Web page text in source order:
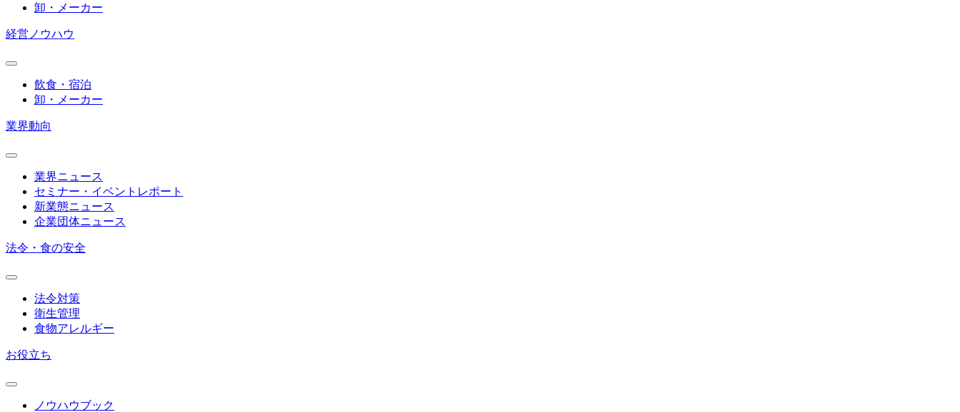
卸・メーカー
経営ノウハウ
飲食・宿泊
卸・メーカー
業界動向
業界ニュース
セミナー・イベントレポート
新業態ニュース
企業団体ニュース
法令・食の安全
法令対策
衛生管理
食物アレルギー
お役立ち
ノウハウブック